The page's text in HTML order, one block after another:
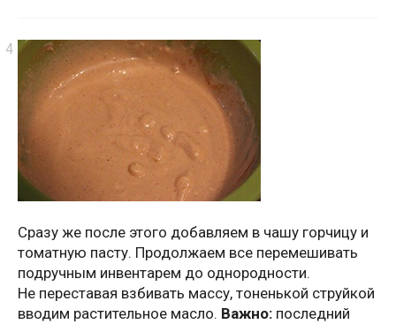
Сразу же после этого добавляем в чашу горчицу и
томатную пасту. Продолжаем все перемешивать
подручным инвентарем до однородности.
Не переставая взбивать массу, тоненькой струйкой
вводим растительное масло. Важно: последний